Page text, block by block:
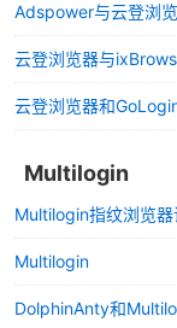
Adspower与云登浏
云登浏览器与
云登浏览器和
Multilogin
Multilogin
DolphinAnty和